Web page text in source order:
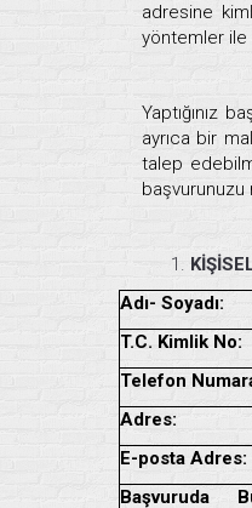
adresine
yöntemler ile
Yaptığınız
ayrıca bir
talep
Adı- Soyadı:
T.C. Kimlik No:
Telefon
Adres:
E-posta Adres:
Başvuruda